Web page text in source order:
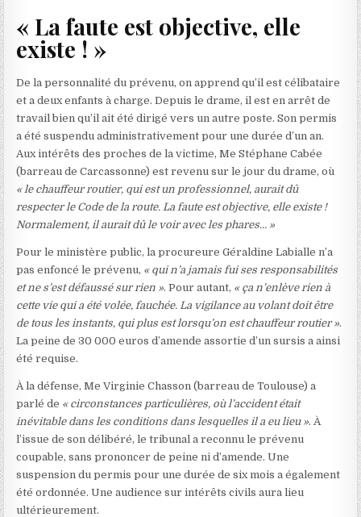
« La faute est objective, elle
existe ! »
De la personnalité du prévenu, on apprend qu’il est célibataire
et a deux enfants à charge. Depuis le drame, il est en arrêt de
travail bien qu’il ait été dirigé vers un autre poste. Son permis
a été suspendu administrativement pour une durée d’un an.
Aux intérêts des proches de la victime, Me Stéphane Cabée
(barreau de Carcassonne) est revenu sur le jour du drame, où
« le chauffeur routier, qui est un professionnel, aurait dû
respecter le Code de la route. La faute est objective, elle existe !
Normalement, il aurait dû le voir avec les phares… »
Pour le ministère public, la procureure Géraldine Labialle n’a
pas enfoncé le prévenu, « qui n’a jamais fui ses responsabilités
et ne s’est défaussé sur rien ». Pour autant, « ça n’enlève rien à
cette vie qui a été volée, fauchée. La vigilance au volant doit être
de tous les instants, qui plus est lorsqu’on est chauffeur routier ».
La peine de 30 000 euros d’amende assortie d’un sursis a ainsi
été requise.
À la défense, Me Virginie Chasson (barreau de Toulouse) a
parlé de « circonstances particulières, où l’accident était
inévitable dans les conditions dans lesquelles il a eu lieu ». À
l’issue de son délibéré, le tribunal a reconnu le prévenu
coupable, sans prononcer de peine ni d’amende. Une
suspension du permis pour une durée de six mois a également
été ordonnée. Une audience sur intérêts civils aura lieu
ultérieurement.